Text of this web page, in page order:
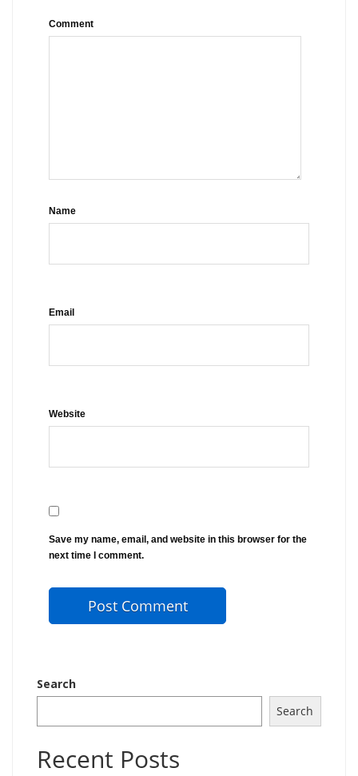
Comment
Name
Email
Website
Save my name, email, and website in this browser for the
next time I comment.
Search
Search
Recent Posts